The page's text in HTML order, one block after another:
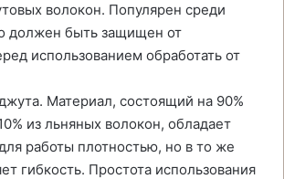
волокон. Популярен среди
должен быть защищен от
использованием обработать от
Материал, состоящий на 90%
из льняных волокон, обладает
работы плотностью, но в то же
гибкость. Простота использования